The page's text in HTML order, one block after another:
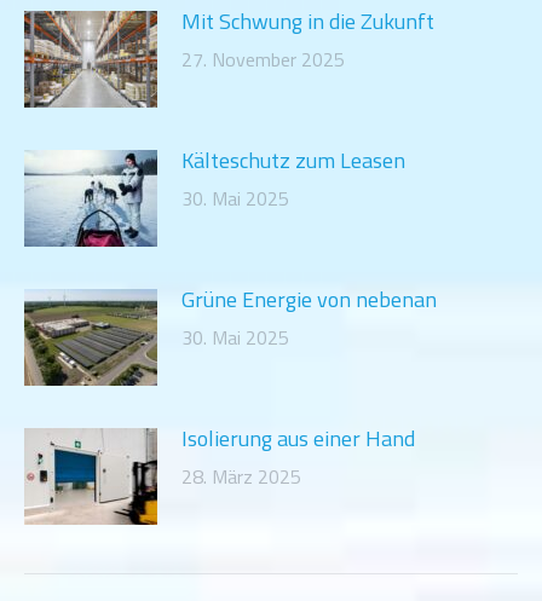
Mit Schwung in die Zukunft
27. November 2025
Kälteschutz zum Leasen
30. Mai 2025
Grüne Energie von nebenan
30. Mai 2025
Isolierung aus einer Hand
28. März 2025